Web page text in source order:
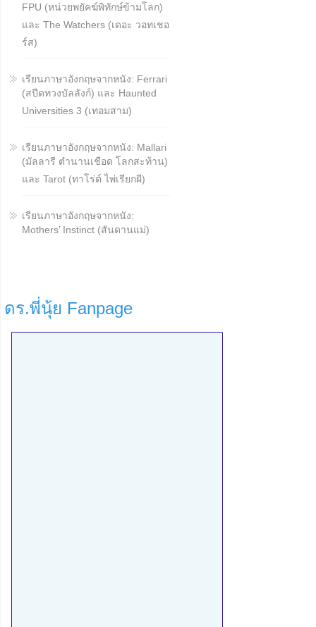
FPU (หน่วยพยัคฆ์พิทักษ์ข้ามโลก)
และ The Watchers (เดอะ วอทเชอ
ร์ส)
เรียนภาษาอังกฤษจากหนัง: Ferrari
(สปีดทวงบัลลังก์) และ Haunted
Universities 3 (เทอมสาม)
เรียนภาษาอังกฤษจากหนัง: Mallari
(มัลลารี ตำนานเชือด โลกสะท้าน)
และ Tarot (ทาโร่ต์ ไพ่เรียกผี)
เรียนภาษาอังกฤษจากหนัง:
Mothers’ Instinct (สันดานแม่)
ดร.พี่นุ้ย Fanpage